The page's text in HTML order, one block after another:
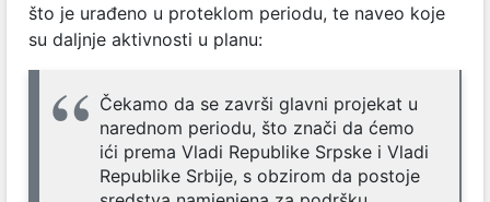
što je urađeno u proteklom periodu, te naveo koje
su daljnje aktivnosti u planu:
Čekamo da se završi glavni projekat u
narednom periodu, što znači da ćemo
ići prema Vladi Republike Srpske i Vladi
Republike Srbije, s obzirom da postoje